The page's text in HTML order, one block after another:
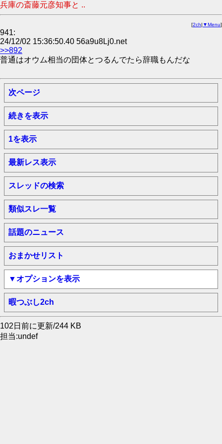
兵庫の斎藤元彦知事と ..
[2ch| ▼Menu]
941:
24/12/02 15:36:50.40 56a9u8Lj0.net
>>892
普通はオウム相当の団体とつるんでたら辞職もんだな
次ページ
続きを表示
1を表示
最新レス表示
スレッドの検索
類似スレ一覧
話題のニュース
おまかせリスト
▼オプションを表示
暇つぶし2ch
102日前に更新/244 KB
担当:undef